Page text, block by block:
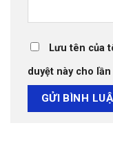
Lưu tên của
duyệt này cho